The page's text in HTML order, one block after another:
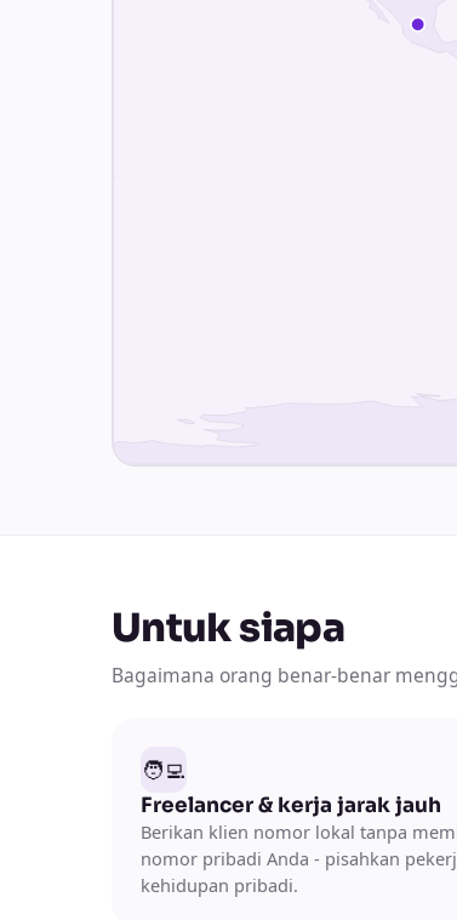
Untuk siapa
Bagaimana orang benar-benar
🧑‍💻
Freelancer & kerja jarak jauh
Berikan klien nomor lokal tanpa
nomor pribadi Anda - pisahkan
kehidupan pribadi.